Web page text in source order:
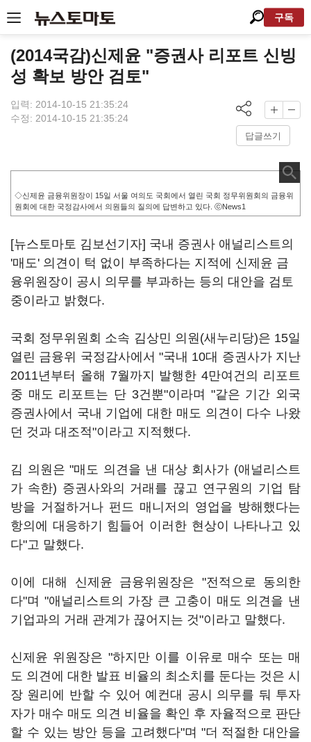
구독
(2014국감)신제윤 "증권사 리포트 신빙
성 확보 방안 검토"
입력: 2014-10-15 21:35:24
수정: 2014-10-15 21:35:24
답글쓰기
◇신제윤 금융위원장이 15일 서울 여의도 국회에서 열린 국회 정무위원회의 금융위
원회에 대한 국정감사에서 의원들의 질의에 답변하고 있다. ⓒNews1
[뉴스토마토 김보선기자] 국내 증권사 애널리스트의
'매도' 의견이 턱 없이 부족하다는 지적에 신제윤 금
융위원장이 공시 의무를 부과하는 등의 대안을 검토
중이라고 밝혔다.
국회 정무위원회 소속 김상민 의원(새누리당)은 15일
열린 금융위 국정감사에서 "국내 10대 증권사가 지난
2011년부터 올해 7월까지 발행한 4만여건의 리포트
중 매도 리포트는 단 3건뿐"이라며 "같은 기간 외국
증권사에서 국내 기업에 대한 매도 의견이 다수 나왔
던 것과 대조적"이라고 지적했다.
김 의원은 "매도 의견을 낸 대상 회사가 (애널리스트
가 속한) 증권사와의 거래를 끊고 연구원의 기업 탐
방을 거절하거나 펀드 매니저의 영업을 방해했다는
항의에 대응하기 힘들어 이러한 현상이 나타나고 있
다"고 말했다.
이에 대해 신제윤 금융위원장은 "전적으로 동의한
다"며 "애널리스트의 가장 큰 고충이 매도 의견을 낸
기업과의 거래 관계가 끊어지는 것"이라고 말했다.
신제윤 위원장은 "하지만 이를 이유로 매수 또는 매
도 의견에 대한 발표 비율의 최소치를 둔다는 것은 시
장 원리에 반할 수 있어 예컨대 공시 의무를 둬 투자
자가 매수 매도 의견 비율을 확인 후 자율적으로 판단
할 수 있는 방안 등을 고려했다"며 "더 적절한 대안을